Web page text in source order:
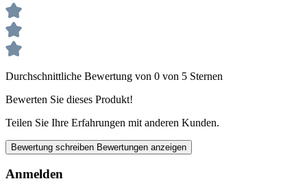
Durchschnittliche Bewertung von 0 von 5 Sternen
Bewerten Sie dieses Produkt!
Teilen Sie Ihre Erfahrungen mit anderen Kunden.
Bewertung schreiben Bewertungen anzeigen
Anmelden